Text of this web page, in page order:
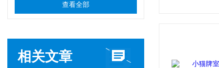
查看全部
相关文章